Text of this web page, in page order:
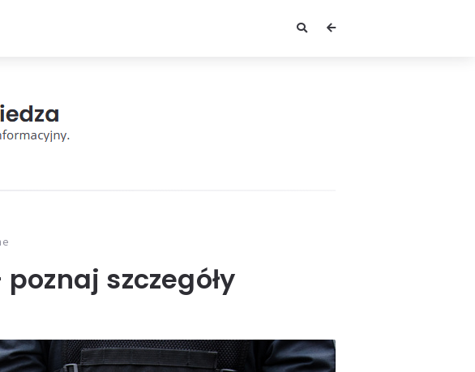
szczegóły